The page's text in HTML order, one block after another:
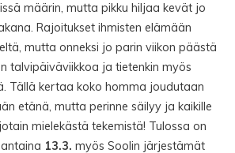
määrin, mutta pikku hiljaa kevät jo
Rajoitukset ihmisten elämään
mutta onneksi jo parin viikon päästä
talvipäiväviikkoa ja tietenkin myös
Tällä kertaa koko homma joudutaan
etänä, mutta perinne säilyy ja kaikille
mielekästä tekemistä! Tulossa on
13.3. myös Soolin järjestämät